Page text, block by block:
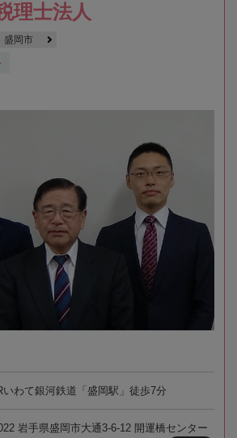
理士法人
盛岡市
いわて銀河鉄道「盛岡駅」徒歩7分
岩手県盛岡市大通3-6-12 開運橋センター